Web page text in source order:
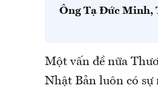
Ông Tạ Đức Minh,
Một vấn đề nữa
Nhật Bản luôn có sự